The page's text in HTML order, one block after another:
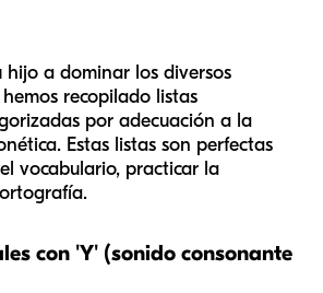
hijo a dominar los diversos
recopilado listas
por adecuación a la
Estas listas son perfectas
vocabulario, practicar la
con 'Y' (sonido consonante